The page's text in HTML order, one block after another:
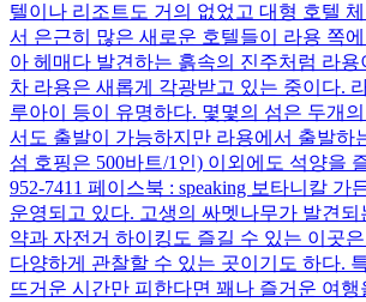
텔이나 리조트도 거의 없었고 대형 호텔
서 은근히 많은 새로운 호텔들이 라용 쪽
아 헤매다 발견하는 흙속의 진주처럼 라
차 라용은 새롭게 각광받고 있는 중이다.
루아이 등이 유명하다. 몇몇의 섬은 두개
서도 출발이 가능하지만 라용에서 출발하
섬 호핑은 500바트/1인) 이외에도 석양을
952-7411 페이스북 : speaking 보타니칼
운영되고 있다. 고생의 싸멧나무가 발견
약과 자전거 하이킹도 즐길 수 있는 이곳
다양하게 관찰할 수 있는 곳이기도 하다.
뜨거운 시간만 피한다면 꽤나 즐거운 여